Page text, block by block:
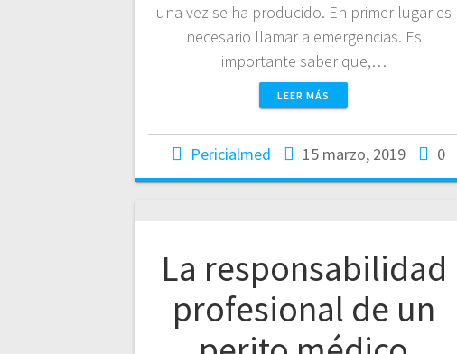
una vez se ha producido. En primer lugar es
necesario llamar a emergencias. Es
importante saber que,…
LEER MÁS
Pericialmed 15 marzo, 2019 0
La responsabilidad
profesional de un